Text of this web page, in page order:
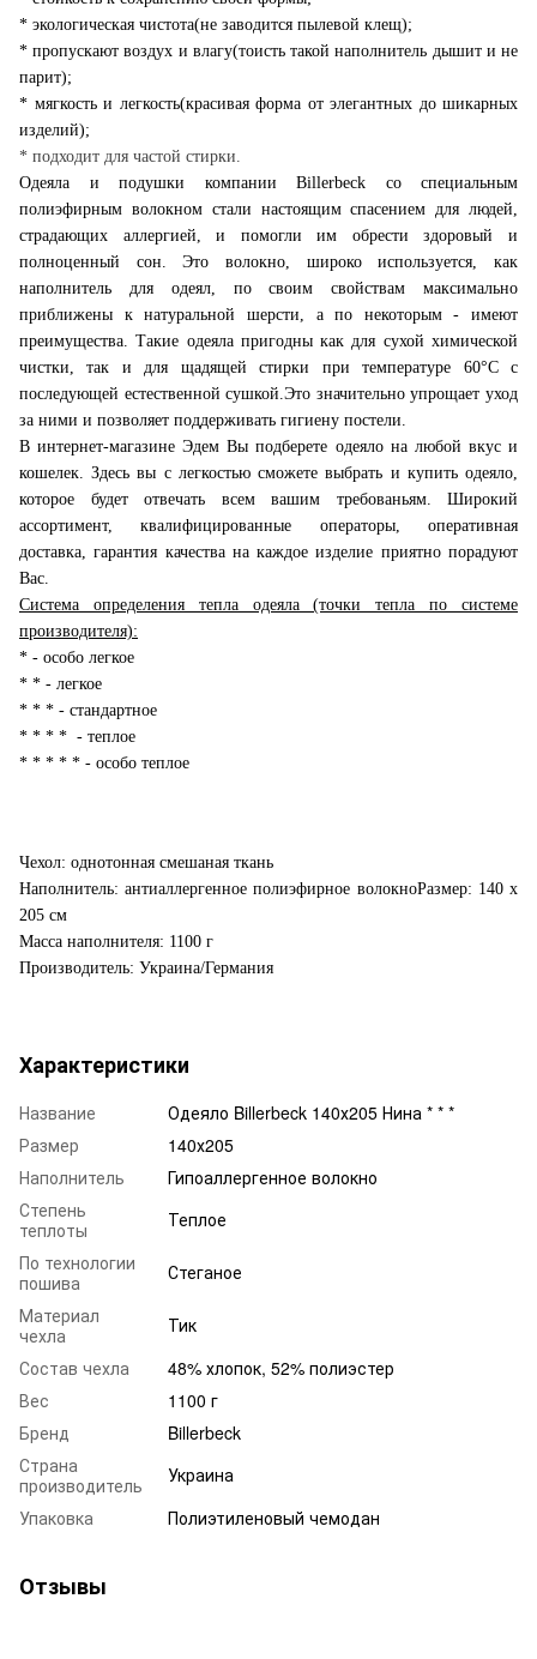
* экологическая чистота(не заводится пылевой клещ);
* пропускают воздух и влагу(тоисть такой наполнитель дышит и не
парит);
* мягкость и легкость(красивая форма от элегантных до шикарных
изделий);
* подходит для частой стирки.
Одеяла и подушки компании Billerbeck со специальным
полиэфирным волокном стали настоящим спасением для людей,
страдающих аллергией, и помогли им обрести здоровый и
полноценный сон. Это волокно, широко используется, как
наполнитель для одеял, по своим свойствам максимально
приближены к натуральной шерсти, а по некоторым - имеют
преимущества. Такие одеяла пригодны как для сухой химической
чистки, так и для щадящей стирки при температуре 60°С с
последующей естественной сушкой.Это значительно упрощает уход
за ними и позволяет поддерживать гигиену постели.
В интернет-магазине Эдем Вы подберете одеяло на любой вкус и
кошелек. Здесь вы с легкостью сможете выбрать и купить одеяло,
которое будет отвечать всем вашим требованьям. Широкий
ассортимент, квалифицированные операторы, оперативная
доставка, гарантия качества на каждое изделие приятно порадуют
Вас.
Система определения тепла одеяла (точки тепла по системе
производителя):
* - особо легкое
* * - легкое
* * * - стандартное
* * * * - теплое
* * * * * - особо теплое
Чехол: однотонная смешаная ткань
Наполнитель: антиаллергенное полиэфирное волокноРазмер: 140 х
205 см
Масса наполнителя: 1100 г
Производитель: Украина/Германия
Характеристики
Название
Одеяло Billerbeck 140х205 Нина * * *
Размер
140х205
Наполнитель
Гипоаллергенное волокно
Степень
теплоты
Теплое
По технологии
пошива
Стеганое
Материал
чехла
Тик
Состав чехла
48% хлопок, 52% полиэстер
Вес
1100 г
Бренд
Billerbeck
Страна
производитель
Украина
Упаковка
Полиэтиленовый чемодан
Отзывы